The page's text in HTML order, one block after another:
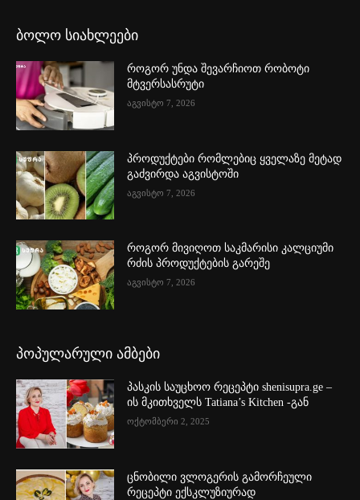
ბოლო სიახლეები
როგორ უნდა შევარჩიოთ რობოტი
მტვერსასრუტი
აგვისტო 7, 2026
პროდუქტები რომლებიც ყველაზე მეტად
გაძვირდა აგვისტოში
აგვისტო 7, 2026
როგორ მივიღოთ საკმარისი კალციუმი
რძის პროდუქტების გარეშე
აგვისტო 7, 2026
პოპულარული ამბები
პასკის საუცხოო რეცეპტი shenisupra.ge –
ის მკითხველს Tatiana’s Kitchen -გან
ოქტომბერი 2, 2025
ცნობილი ვლოგერის გამორჩეული
რეცეპტი ექსკლუზიურად